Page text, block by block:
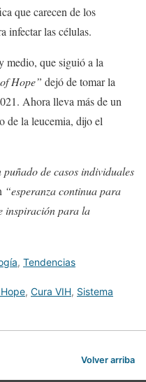
que carecen de los
infectar las células.
medio, que siguió a la
Hope” dejó de tomar la
Ahora lleva más de un
de la leucemia, dijo el
puñado de casos individuales
“esperanza continua para
inspiración para la
, Tendencias
, Cura VIH, Sistema
Volver arriba